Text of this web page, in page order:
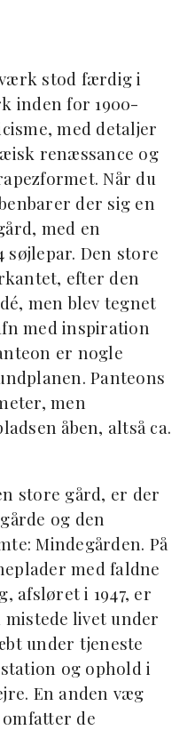
stod færdig i
inden for 1900-
med detaljer
renæssance og
Når du
der sig en
med en
søjlepar. Den store
efter den
men blev tegnet
med inspiration
er nogle
Panteons
men
åben, altså ca.
store gård, er der
og den
Mindegården. På
med faldne
afsløret i 1947, er
mistede livet under
under tjeneste
og ophold i
En anden væg
omfatter de